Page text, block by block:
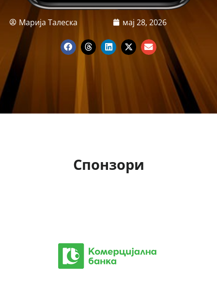
Марија Талеска мај 28, 2026
Спонзори